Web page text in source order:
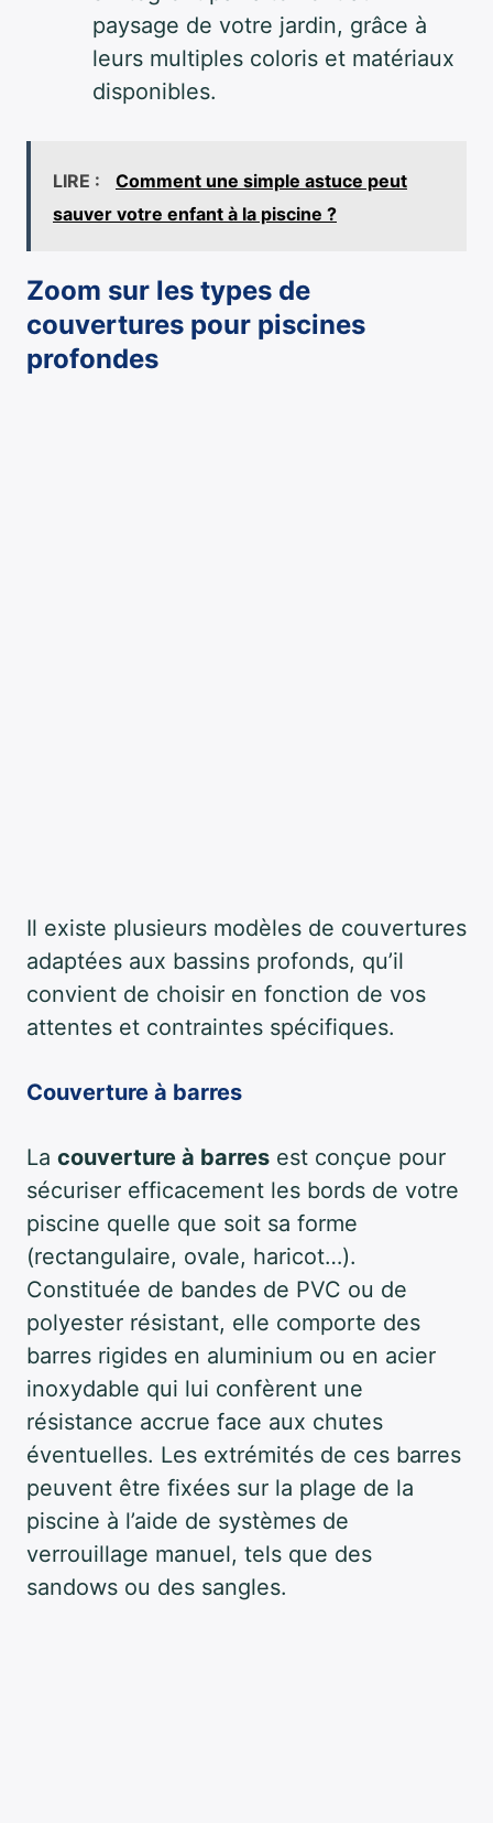
paysage de votre jardin, grâce à
leurs multiples coloris et matériaux
disponibles.
LIRE :
Comment une simple astuce peut
sauver votre enfant à la piscine ?
Zoom sur les types de
couvertures pour piscines
profondes
Il existe plusieurs modèles de couvertures
adaptées aux bassins profonds, qu’il
convient de choisir en fonction de vos
attentes et contraintes spécifiques.
Couverture à barres
La couverture à barres est conçue pour
sécuriser efficacement les bords de votre
piscine quelle que soit sa forme
(rectangulaire, ovale, haricot…).
Constituée de bandes de PVC ou de
polyester résistant, elle comporte des
barres rigides en aluminium ou en acier
inoxydable qui lui confèrent une
résistance accrue face aux chutes
éventuelles. Les extrémités de ces barres
peuvent être fixées sur la plage de la
piscine à l’aide de systèmes de
verrouillage manuel, tels que des
sandows ou des sangles.